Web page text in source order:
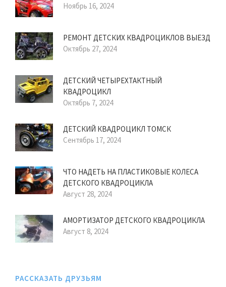
Ноябрь 16, 2024
РЕМОНТ ДЕТСКИХ КВАДРОЦИКЛОВ ВЫЕЗД
Октябрь 27, 2024
ДЕТСКИЙ ЧЕТЫРЕХТАКТНЫЙ
КВАДРОЦИКЛ
Октябрь 7, 2024
ДЕТСКИЙ КВАДРОЦИКЛ ТОМСК
Сентябрь 17, 2024
ЧТО НАДЕТЬ НА ПЛАСТИКОВЫЕ КОЛЕСА
ДЕТСКОГО КВАДРОЦИКЛА
Август 28, 2024
АМОРТИЗАТОР ДЕТСКОГО КВАДРОЦИКЛА
Август 8, 2024
РАССКАЗАТЬ ДРУЗЬЯМ